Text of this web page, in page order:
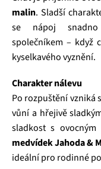
malin. Sladší
se nápoj snadno
společníkem – když
kyselkavého vyznění.
Charakter nálevu
Po rozpuštění vzniká
vůní a hřejivě
sladkost s
medvídek Jahoda &
ideální pro rodinné